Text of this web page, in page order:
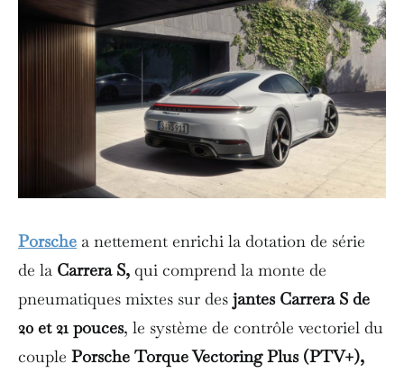
Porsche a nettement enrichi la dotation de série
de la Carrera S, qui comprend la monte de
pneumatiques mixtes sur des jantes Carrera S de
20 et 21 pouces, le système de contrôle vectoriel du
couple Porsche Torque Vectoring Plus (PTV+),